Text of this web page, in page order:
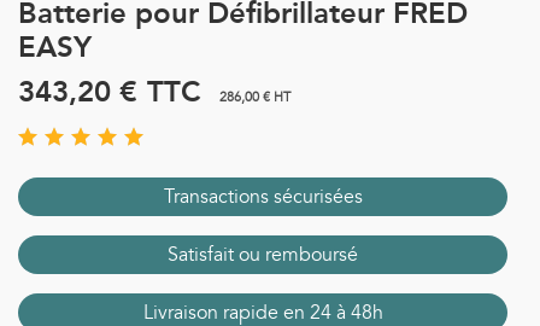
Batterie pour Défibrillateur FRED
EASY
343,20 € TTC 286,00 € HT
Transactions sécurisées
Satisfait ou remboursé
Livraison rapide en 24 à 48h